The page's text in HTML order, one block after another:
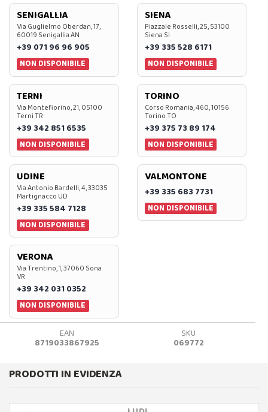
SENIGALLIA
Via Guglielmo Oberdan, 17,
60019 Senigallia AN
+39 071 96 96 905
NON DISPONIBILE
SIENA
Piazzale Rosselli, 25, 53100
Siena SI
+39 335 528 6171
NON DISPONIBILE
TERNI
Via Montefiorino, 21, 05100
Terni TR
+39 342 851 6535
NON DISPONIBILE
TORINO
Corso Romania, 460, 10156
Torino TO
+39 375 73 89 174
NON DISPONIBILE
UDINE
Via Antonio Bardelli, 4, 33035
Martignacco UD
+39 335 584 7128
NON DISPONIBILE
VALMONTONE
+39 335 683 7731
NON DISPONIBILE
VERONA
Via Trentino, 1, 37060 Sona
VR
+39 342 031 0352
NON DISPONIBILE
EAN
8719033867925
SKU
069772
PRODOTTI IN EVIDENZA